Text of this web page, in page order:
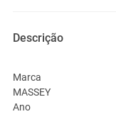
Descrição
Marca
MASSEY
Ano